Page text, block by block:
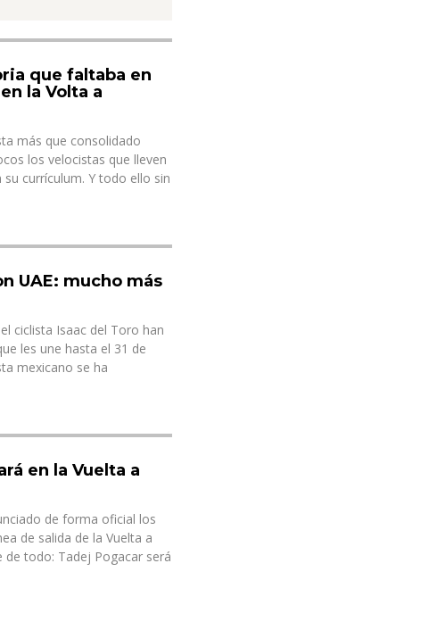
que faltaba en
la Volta a
más que consolidado
los velocistas que lleven
currículum. Y todo ello sin
UAE: mucho más
ciclista Isaac del Toro han
les une hasta el 31 de
mexicano se ha
en la Vuelta a
de forma oficial los
de salida de la Vuelta a
de todo: Tadej Pogacar será